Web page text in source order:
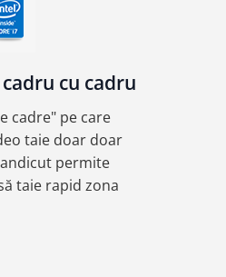
cu cadru
cadre" pe care
taie doar doar
permite
taie rapid zona